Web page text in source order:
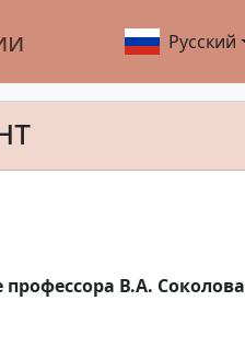
Русский
В.А. Соколова